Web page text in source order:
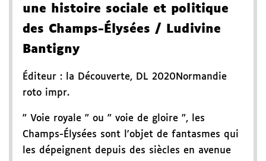
une histoire sociale et politique
des Champs-Élysées / Ludivine
Bantigny
Éditeur : la Découverte, DL 2020 Normandie
roto impr.
" Voie royale " ou " voie de gloire ", les
Champs-Élysées sont l'objet de fantasmes qui
les dépeignent depuis des siècles en avenue